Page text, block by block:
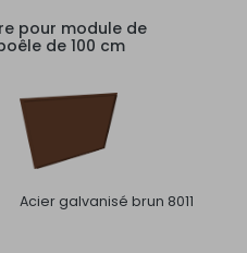
pour module de
de 100 cm
Acier galvanisé brun 8011